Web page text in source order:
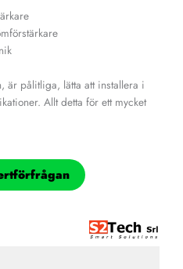
är pålitliga, lätta att installera i
Allt detta för ett mycket